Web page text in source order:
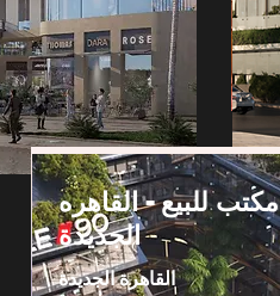
مكتب للبيع - القاهره
الجديدة
القاهرة الجديدة